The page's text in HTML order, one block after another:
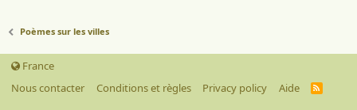
Poèmes sur les villes
France
Nous contacter
Conditions et règles Privacy policy Aide
R